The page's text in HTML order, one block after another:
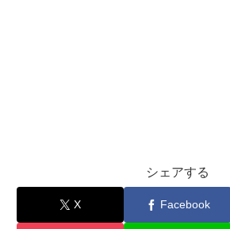
シェアする
X Facebook